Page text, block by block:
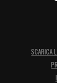
SCARICA